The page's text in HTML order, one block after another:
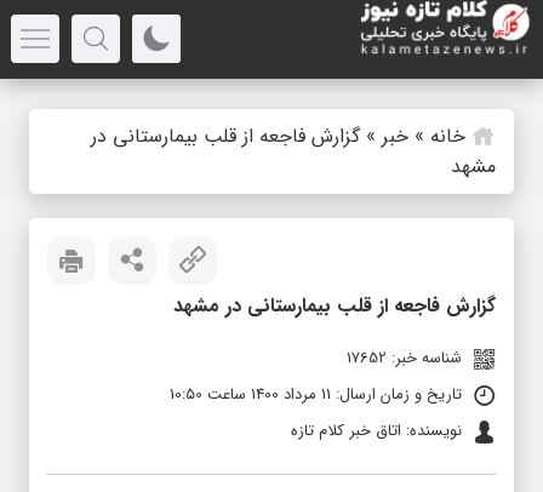
خانه » خبر »گزارش فاجعه از قلب بیمارستانی در
مشهد
گزارش فاجعه از قلب بیمارستانی در مشهد
شناسه خبر: 17652
تاریخ و زمان ارسال: 11 مرداد 1400 ساعت 10:50
نویسنده: اتاق خبر کلام تازه